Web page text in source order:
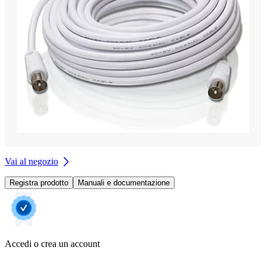
Vai al negozio
Registra prodotto Manuali e documentazione
Accedi o crea un account